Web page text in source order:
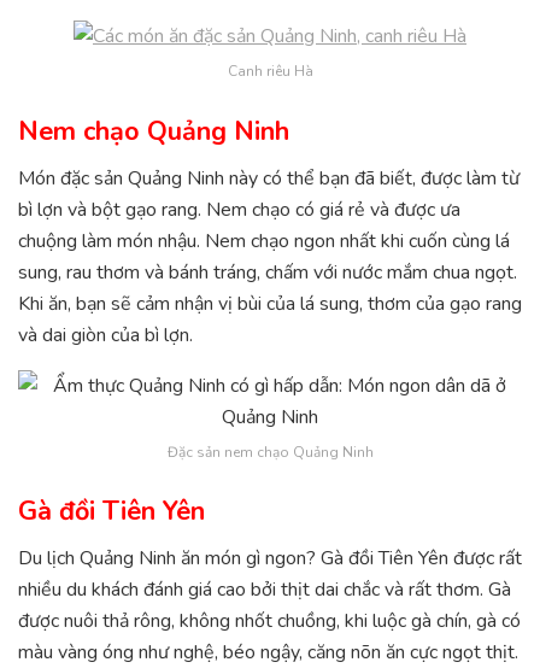
Canh riêu Hà
Nem chạo Quảng Ninh
Món đặc sản Quảng Ninh này có thể bạn đã biết, được làm từ
bì lợn và bột gạo rang. Nem chạo có giá rẻ và được ưa
chuộng làm món nhậu. Nem chạo ngon nhất khi cuốn cùng lá
sung, rau thơm và bánh tráng, chấm với nước mắm chua ngọt.
Khi ăn, bạn sẽ cảm nhận vị bùi của lá sung, thơm của gạo rang
và dai giòn của bì lợn.
Đặc sản nem chạo Quảng Ninh
Gà đồi Tiên Yên
Du lịch Quảng Ninh ăn món gì ngon? Gà đồi Tiên Yên được rất
nhiều du khách đánh giá cao bởi thịt dai chắc và rất thơm. Gà
được nuôi thả rông, không nhốt chuồng, khi luộc gà chín, gà có
màu vàng óng như nghệ, béo ngậy, căng nõn ăn cực ngọt thịt.